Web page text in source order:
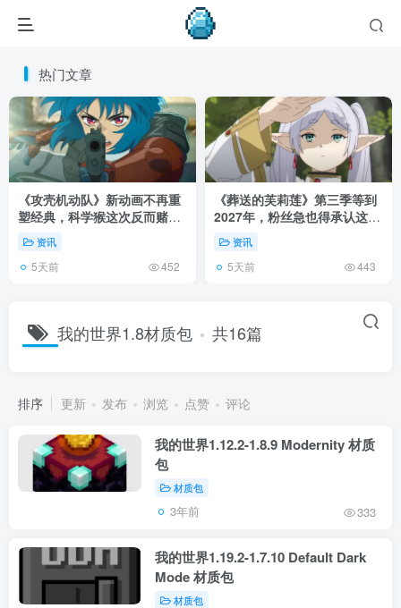
热门文章
《攻壳机动队》新动画不再重
塑经典，科学猴这次反而赌对
了！资讯
5天前 452
《葬送的芙莉莲》第三季等到
2027年，粉丝急也得承认这次
慢得有道理！
资讯
5天前 443
我的世界1.8材质包 共16篇
排序 更新 发布 浏览 点赞 评论
我的世界1.12.2-1.8.9 Modernity 材质
包
材质包
3年前 333
我的世界1.19.2-1.7.10 Default Dark
Mode 材质包
材质包